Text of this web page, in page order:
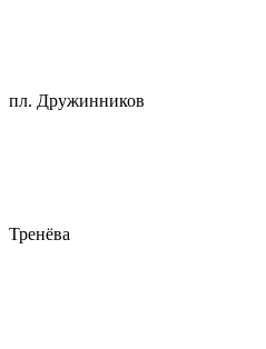
пл. Дружинников
Тренёва